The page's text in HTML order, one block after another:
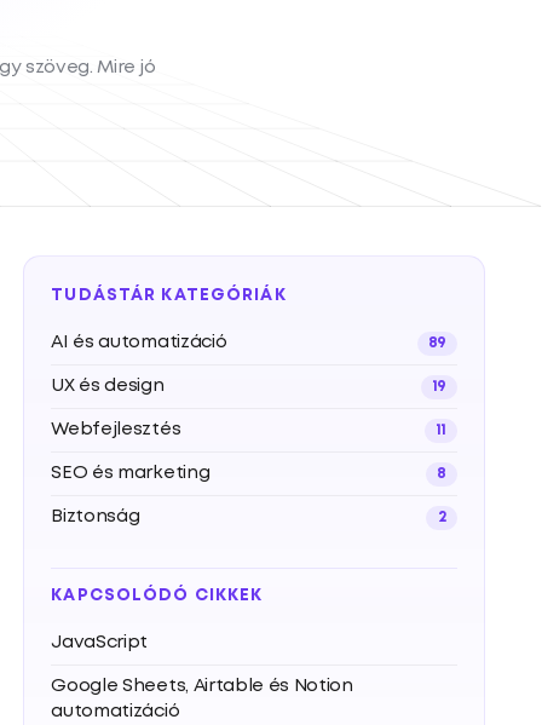
szöveg. Mire jó
TUDÁSTÁR KATEGÓRIÁK
AI és automatizáció 89
UX és design 19
Webfejlesztés 11
SEO és marketing 8
Biztonság 2
KAPCSOLÓDÓ CIKKEK
JavaScript
Google Sheets, Airtable és Notion
automatizáció